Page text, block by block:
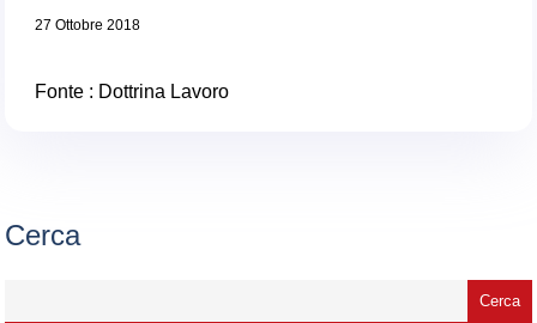
27 Ottobre 2018
Fonte : Dottrina Lavoro
Cerca